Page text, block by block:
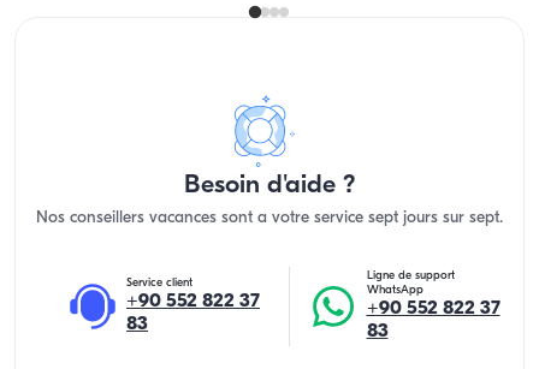
Besoin d'aide ?
Nos conseillers vacances sont a votre service sept jours sur sept.
Service client
+90 552 822 37
83
Ligne de support
WhatsApp
+90 552 822 37
83